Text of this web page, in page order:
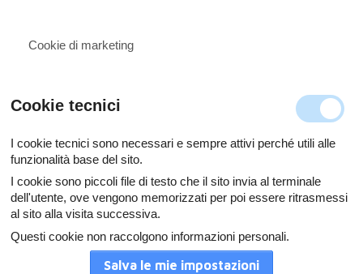
Cookie di marketing
Cookie tecnici
I cookie tecnici sono necessari e sempre attivi perché utili alle
funzionalità base del sito.
I cookie sono piccoli file di testo che il sito invia al terminale
dell'utente, ove vengono memorizzati per poi essere ritrasmessi
al sito alla visita successiva.
Questi cookie non raccolgono informazioni personali.
Salva le mie impostazioni